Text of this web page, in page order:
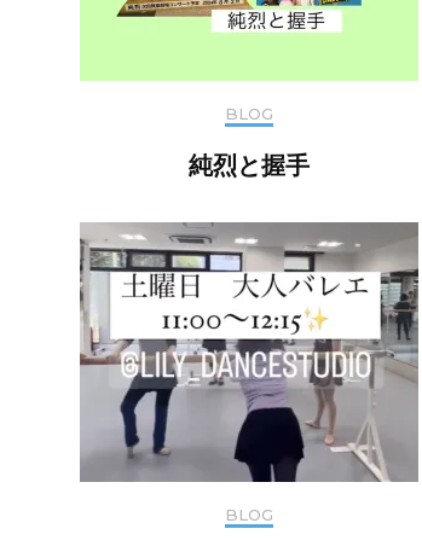
BLOG
純烈と握手
BLOG